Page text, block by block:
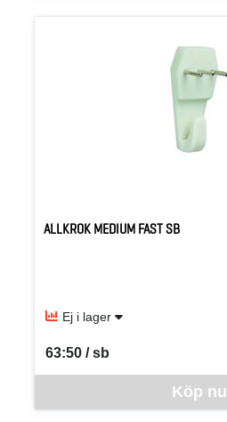
ALLKROK MEDIUM FAST SB
Ej i lager
Köp nu
63:50 / sb
SEK per SB